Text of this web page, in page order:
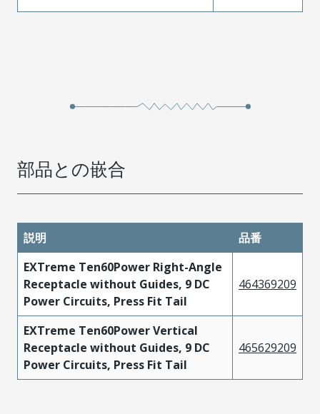
部品との嵌合
説明
品番
EXTreme Ten60Power Right-Angle
Receptacle without Guides, 9 DC
Power Circuits, Press Fit Tail
464369209
EXTreme Ten60Power Vertical
Receptacle without Guides, 9 DC
Power Circuits, Press Fit Tail
465629209